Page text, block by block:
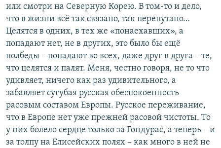
или смотри на Северную Корею. В том-то и дело,
что в жизни всё так связано, так перепутано…
Целятся в одних, в тех же «понаехавших», а
попадают нет, не в других, это было бы ещё
полбеды – попадают во всех, даже друг в друга – те,
что целятся и палят. Меня, честно говоря, не то что
удивляет, ничего как раз удивительного, а
забавляет сугубая русская обеспокоенность
расовым составом Европы. Русское переживание,
что в Европе нет уже прежней расовой чистоты. То
у них болело сердце только за Гондурас, а теперь – и
за толпу на Елисейских полях – как много в ней не